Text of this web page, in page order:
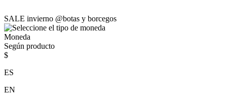
SALE invierno @botas y borcegos
Moneda
Según producto
$
ES
EN